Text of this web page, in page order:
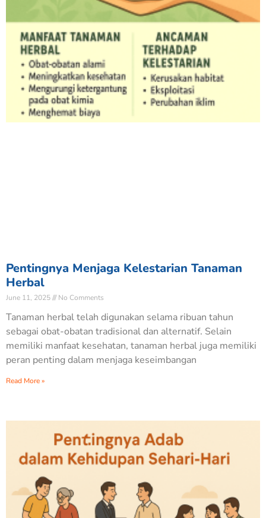
Pentingnya Menjaga Kelestarian Tanaman
Herbal
June 11, 2025 No Comments
Tanaman herbal telah digunakan selama ribuan tahun
sebagai obat-obatan tradisional dan alternatif. Selain
memiliki manfaat kesehatan, tanaman herbal juga memiliki
peran penting dalam menjaga keseimbangan
Read More »